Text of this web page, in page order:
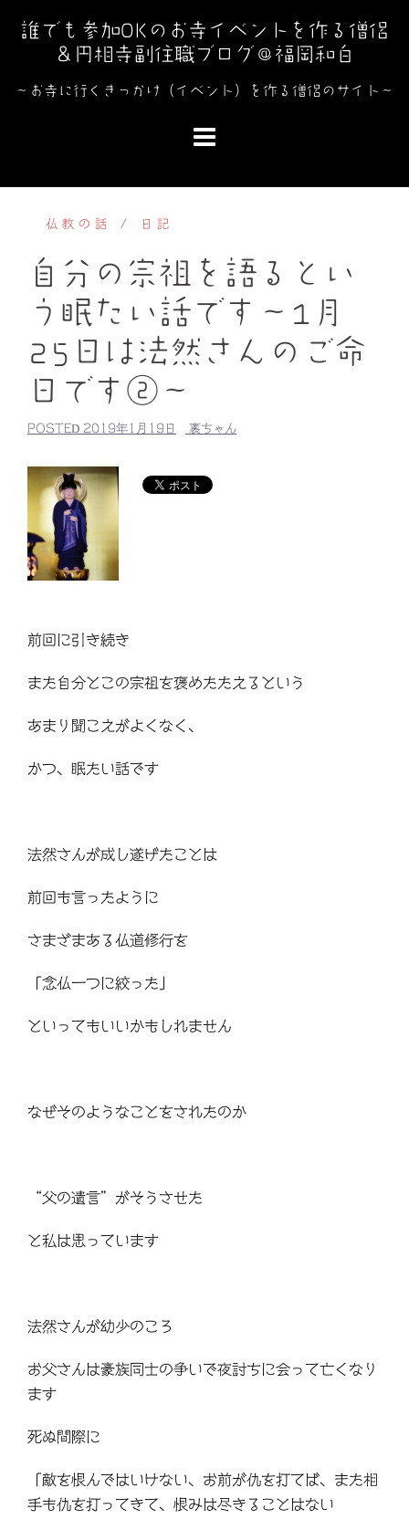
キ
誰でも参加OKのお寺イベントを作る僧侶
＆円相寺副住職ブログ＠福岡和白
～お寺に行くきっかけ（イベント）を作る僧侶のサイト～
仏教の話 日記
自分の宗祖を語るとい
う眠たい話です～1月
25日は法然さんのご命
日です②～
POSTED 2019年1月19日 裏ちゃん
前回に引き続き
また自分とこの宗祖を褒めたたえるという
あまり聞こえがよくなく、
かつ、眠たい話です
法然さんが成し遂げたことは
前回も言ったように
さまざまある仏道修行を
「念仏一つに絞った」
といってもいいかもしれません
なぜそのようなことをされたのか
“父の遺言”がそうさせた
と私は思っています
法然さんが幼少のころ
お父さんは豪族同士の争いで夜討ちに会って亡くなり
ます
死ぬ間際に
「敵を恨んではいけない、お前が仇を打てば、また相
手も仇を打ってきて、恨みは尽きることはない